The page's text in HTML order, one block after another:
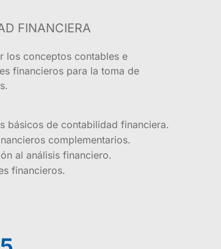
FINANCIERA
los conceptos contables e
financieros para la toma de
básicos de contabilidad financiera.
complementarios.
al análisis financiero.
financieros.